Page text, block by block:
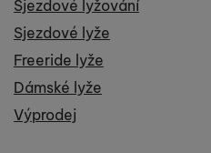
Sjezdové lyžování
Sjezdové lyže
Freeride lyže
Dámské lyže
Výprodej